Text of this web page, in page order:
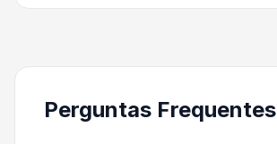
Perguntas Frequentes